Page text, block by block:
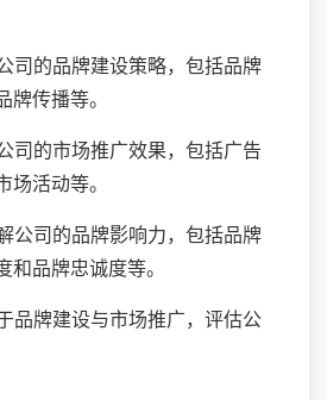
司的品牌建设策略，包括品牌
传播等。
司的市场推广效果，包括广告
活动等。
公司的品牌影响力，包括品牌
品牌忠诚度等。
品牌建设与市场推广，评估公